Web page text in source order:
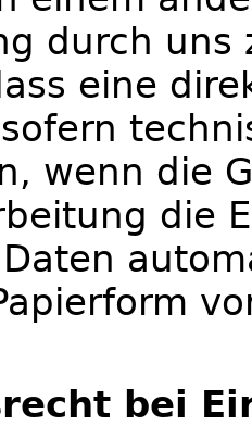
durch
eine
wenn die
die
bei